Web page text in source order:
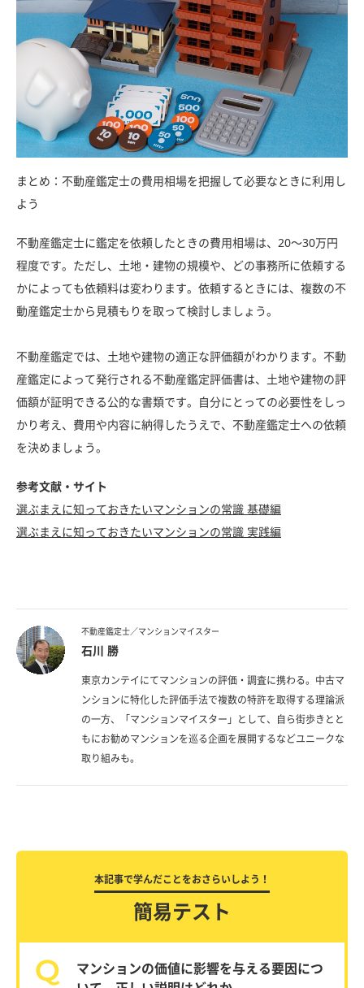
まとめ：不動産鑑定士の費用相場を把握して必要なときに利用し
よう
不動産鑑定士に鑑定を依頼したときの費用相場は、20〜30万円
程度です。ただし、土地・建物の規模や、どの事務所に依頼する
かによっても依頼料は変わります。依頼するときには、複数の不
動産鑑定士から見積もりを取って検討しましょう。
不動産鑑定では、土地や建物の適正な評価額がわかります。不動
産鑑定によって発行される不動産鑑定評価書は、土地や建物の評
価額が証明できる公的な書類です。自分にとっての必要性をしっ
かり考え、費用や内容に納得したうえで、不動産鑑定士への依頼
を決めましょう。
参考文献・サイト
選ぶまえに知っておきたいマンションの常識 基礎編
選ぶまえに知っておきたいマンションの常識 実践編
不動産鑑定士／マンションマイスター
石川 勝
東京カンテイにてマンションの評価・調査に携わる。中古マ
ンションに特化した評価手法で複数の特許を取得する理論派
の一方、「マンションマイスター」として、自ら街歩きとと
もにお勧めマンションを巡る企画を展開するなどユニークな
取り組みも。
本記事で学んだことをおさらいしよう！
簡易テスト
マンションの価値に影響を与える要因につ